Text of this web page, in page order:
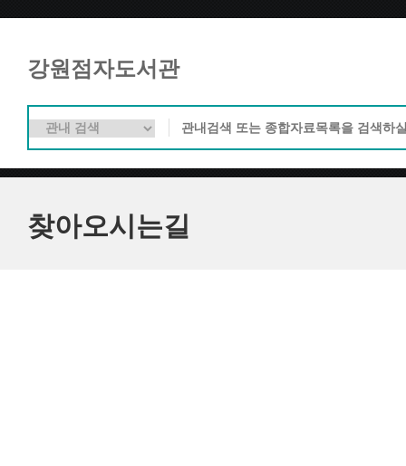
강원점자도서관
찾아오시는길